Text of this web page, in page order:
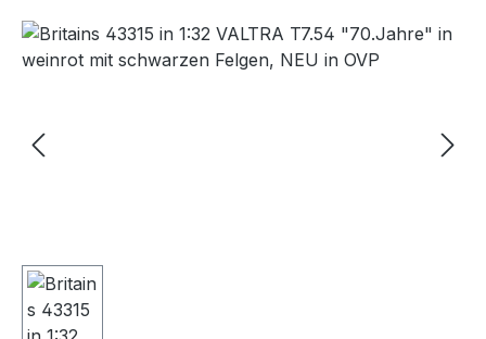
Bildergalerie überspringen